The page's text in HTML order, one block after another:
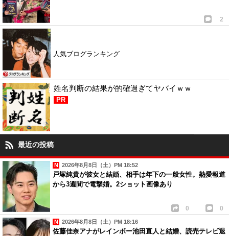
2
人気ブログランキング
姓名判断の結果が的確過ぎてヤバイｗｗ
PR
最近の投稿
2026年8月8日（土）PM 18:52
戸塚純貴が彼女と結婚、相手は年下の一般女性。熱愛報道
から3週間で電撃婚。2ショット画像あり
0 0
2026年8月8日（土）PM 18:16
佐藤佳奈アナがレインボー池田直人と結婚、読売テレビ退